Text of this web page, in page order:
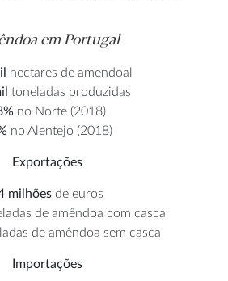
em Portugal
hectares de amendoal
toneladas produzidas
no Norte (2018)
no Alentejo (2018)
Exportações
milhões de euros
de amêndoa com casca
de amêndoa sem casca
Importações